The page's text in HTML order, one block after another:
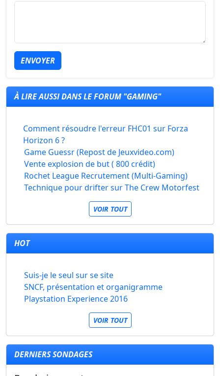
ENVOYER
À LIRE AUSSI DANS LE FORUM "GAMING"
Comment résoudre l'erreur FHC01 sur Forza
Horizon 6 ?
Game Guessr (Repost de Jeuxvideo.com)
Vente explosion de but ( 800 crédit)
Rochet League Recrutement (Multi-Gaming)
Technique pour drifter sur The Crew Motorfest
VOIR TOUT
HOT
Suis-je le seul sur se site
SNCF, présentation et organigramme
Playstation Experience 2016
VOIR TOUT
DERNIERS SONDAGES